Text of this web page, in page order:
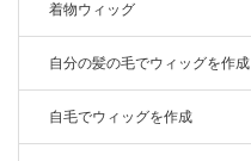
着物ウィッグ
自分の髪の毛でウィッグを作成
自毛でウィッグを作成